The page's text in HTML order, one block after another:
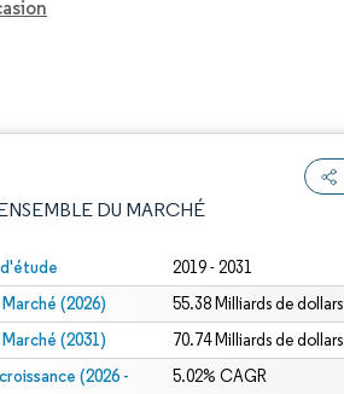
DU MARCHÉ
2019 - 2031
(2026) 55.38 Milliards de dollars
(2031) 70.74 Milliards de dollars
(2026 -
5.02% CAGR